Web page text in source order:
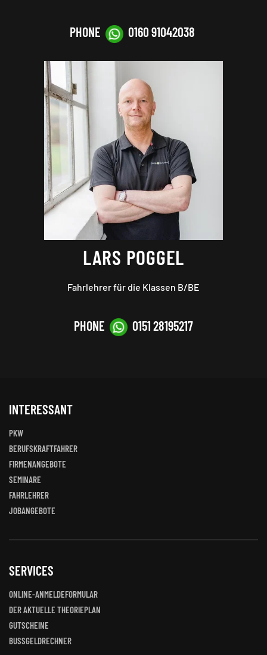
PHONE 0160 91042038
LARS POGGEL
Fahrlehrer für die Klassen B/BE
PHONE 0151 28195217
INTERESSANT
PKW
BERUFSKRAFTFAHRER
FIRMENANGEBOTE
SEMINARE
FAHRLEHRER
JOBANGEBOTE
SERVICES
ONLINE-ANMELDEFORMULAR
DER AKTUELLE THEORIEPLAN
GUTSCHEINE
BUSSGELDRECHNER